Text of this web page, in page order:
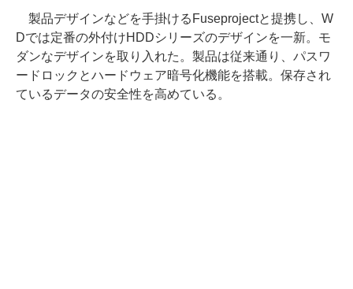
製品デザインなどを手掛けるFuseprojectと提携し、W
Dでは定番の外付けHDDシリーズのデザインを一新。モ
ダンなデザインを取り入れた。製品は従来通り、パスワ
ードロックとハードウェア暗号化機能を搭載。保存され
ているデータの安全性を高めている。